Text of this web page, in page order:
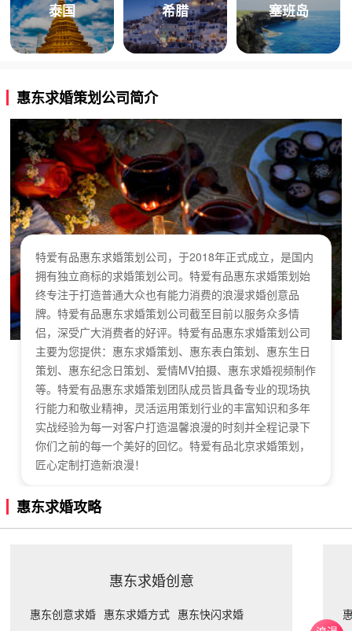
泰国 希腊 塞班岛
惠东求婚策划公司简介
特爱有品惠东求婚策划公司，于2018年正式成立，是国内
拥有独立商标的求婚策划公司。特爱有品惠东求婚策划始
终专注于打造普通大众也有能力消费的浪漫求婚创意品
牌。特爱有品惠东求婚策划公司截至目前以服务众多情
侣，深受广大消费者的好评。特爱有品惠东求婚策划公司
主要为您提供：惠东求婚策划、惠东表白策划、惠东生日
策划、惠东纪念日策划、爱情MV拍摄、惠东求婚视频制作
等。特爱有品惠东求婚策划团队成员皆具备专业的现场执
行能力和敬业精神，灵活运用策划行业的丰富知识和多年
实战经验为每一对客户打造温馨浪漫的时刻并全程记录下
你们之前的每一个美好的回忆。特爱有品北京求婚策划，
匠心定制打造新浪漫！
惠东求婚攻略
惠东求婚创意
惠东创意求婚 惠东求婚方式 惠东快闪求婚